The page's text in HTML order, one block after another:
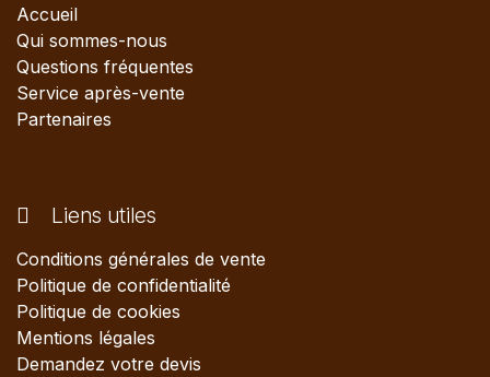
Accueil
Qui sommes-nous
Questions fréquentes
Service après-vente
Partenaires
Liens utiles
Conditions générales de vente
Politique de confidentialité
Politique de cookies
Mentions légales
Demandez votre devis